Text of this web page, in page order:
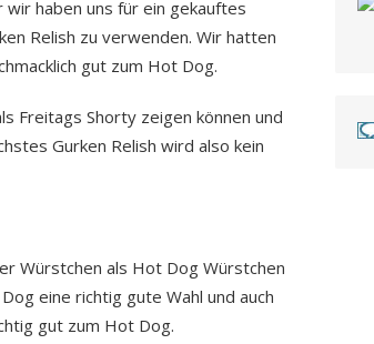
wir haben uns für ein gekauftes
Relish zu verwenden. Wir hatten
gut zum Hot Dog.
Freitags Shorty zeigen können und
Gurken Relish wird also kein
Würstchen als Hot Dog Würstchen
eine richtig gute Wahl und auch
gut zum Hot Dog.